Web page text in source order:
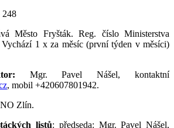
248
Město Fryšták. Reg. číslo Ministerstva
1 x za měsíc (první týden v měsíci)
Mgr. Pavel Nášel, kontaktní
, mobil +420607801942.
Zlín.
listů: předseda: Mgr. Pavel Nášel,